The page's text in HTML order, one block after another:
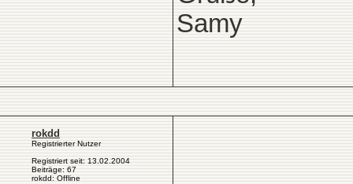
Samy
rokdd
Registrierter Nutzer
Registriert seit: 13.02.2004
Beiträge: 67
rokdd: Offline